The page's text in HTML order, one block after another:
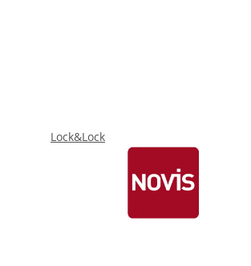
Lock&Lock